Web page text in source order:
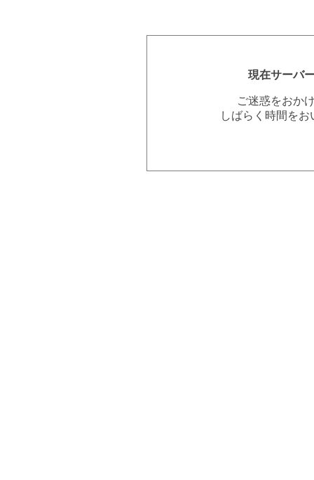
現在サーバ
ご迷惑をおか
しばらく時間を